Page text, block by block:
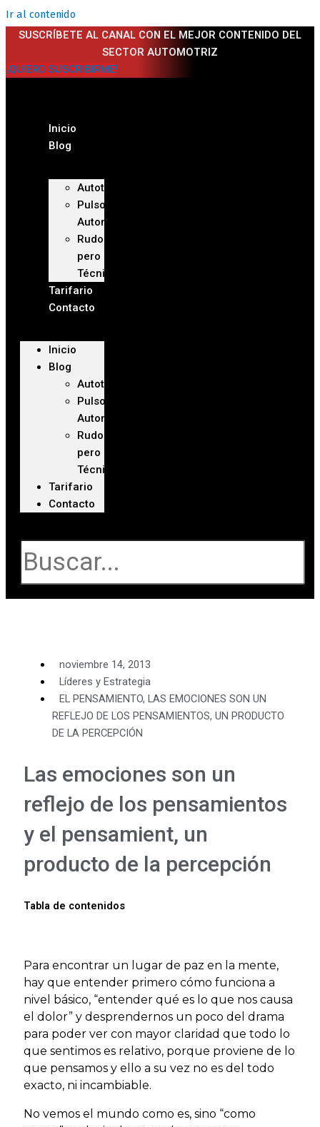
Ir al contenido
SUSCRÍBETE AL CANAL CON EL MEJOR CONTENIDO DEL
SECTOR AUTOMOTRIZ
¡QUIERO SUSCRIBIRME!
Inicio
Blog
Autoteca
Pulso
Automotriz
Rudo
pero
Técnico
Tarifario
Contacto
Inicio
Blog
Autoteca
Pulso
Automotriz
Rudo
pero
Técnico
Tarifario
Contacto
noviembre 14, 2013
Líderes y Estrategia
EL PENSAMIENTO, LAS EMOCIONES SON UN
REFLEJO DE LOS PENSAMIENTOS, UN PRODUCTO
DE LA PERCEPCIÓN
Las emociones son un
reflejo de los pensamientos
y el pensamient, un
producto de la percepción
Tabla de contenidos
Para encontrar un lugar de paz en la mente,
hay que entender primero cómo funciona a
nivel básico, “entender qué es lo que nos causa
el dolor” y desprendernos un poco del drama
para poder ver con mayor claridad que todo lo
que sentimos es relativo, porque proviene de lo
que pensamos y ello a su vez no es del todo
exacto, ni incambiable.
No vemos el mundo como es, sino “como